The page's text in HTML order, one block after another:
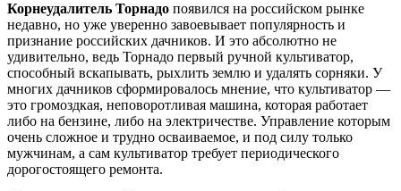
Корнеудалитель Торнадо появился на российском рынке
недавно, но уже уверенно завоевывает популярность и
признание российских дачников. И это абсолютно не
удивительно, ведь Торнадо первый ручной культиватор,
способный вскапывать, рыхлить землю и удалять сорняки. У
многих дачников сформировалось мнение, что культиватор —
это громоздкая, неповоротливая машина, которая работает
либо на бензине, либо на электричестве. Управление которым
очень сложное и трудно осваиваемое, и под силу только
мужчинам, а сам культиватор требует периодического
дорогостоящего ремонта.